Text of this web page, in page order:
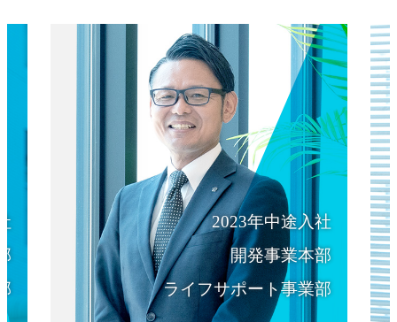
2023年中途入社
開発事業本部
ライフサポート事業部